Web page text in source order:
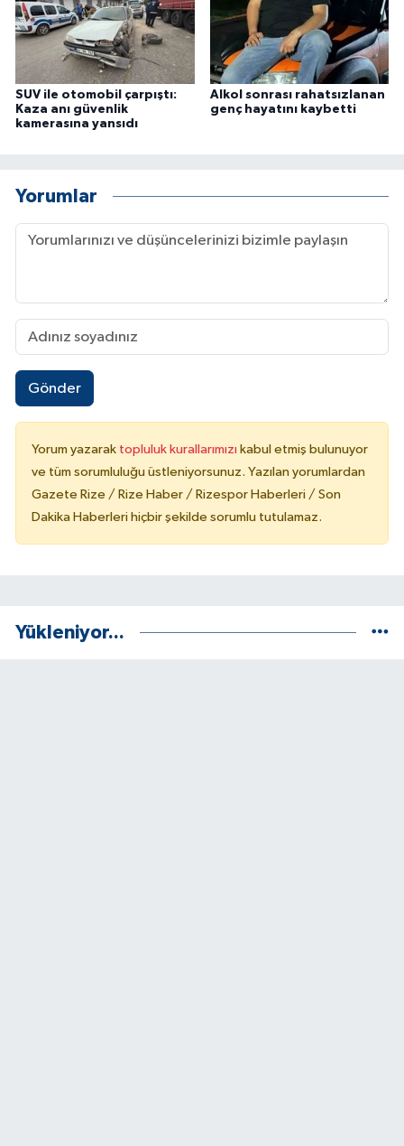
SUV ile otomobil çarpıştı:
Kaza anı güvenlik
kamerasına yansıdı
Alkol sonrası rahatsızlanan
genç hayatını kaybetti
Yorumlar
Gönder
Yorum yazarak topluluk kurallarımızı kabul etmiş bulunuyor
ve tüm sorumluluğu üstleniyorsunuz. Yazılan yorumlardan
Gazete Rize / Rize Haber / Rizespor Haberleri / Son
Dakika Haberleri hiçbir şekilde sorumlu tutulamaz.
Yükleniyor...